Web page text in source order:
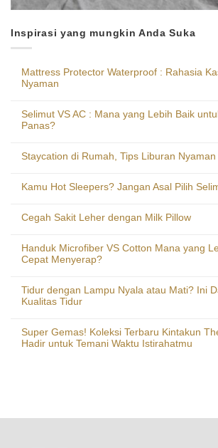
Inspirasi yang mungkin Anda Suka
Mattress Protector Waterproof : Rahasia
Nyaman
Selimut VS AC : Mana yang Lebih Baik
Panas?
Staycation di Rumah, Tips Liburan
Kamu Hot Sleepers? Jangan Asal Pilih
Cegah Sakit Leher dengan Milk Pillow
Handuk Microfiber VS Cotton Mana yang
Cepat Menyerap?
Tidur dengan Lampu Nyala atau Mati? Ini
Kualitas Tidur
Super Gemas! Koleksi Terbaru Kintakun
Hadir untuk Temani Waktu Istirahatmu